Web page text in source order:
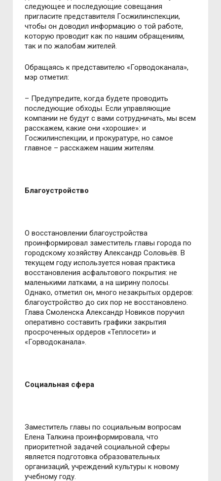
следующее и последующие совещания
пригласите представителя Госжилинспекции,
чтобы он доводил информацию о той работе,
которую проводит как по нашим обращениям,
так и по жалобам жителей.
Обращаясь к представителю «Горводоканала»,
мэр отметил:
– Предупредите, когда будете проводить
последующие обходы. Если управляющие
компании не будут с вами сотрудничать, мы всем
расскажем, какие они «хорошие»: и
Госжилинспекции, и прокуратуре, но самое
главное – расскажем нашим жителям.
Благоустройство
О восстановлении благоустройства
проинформировал заместитель главы города по
городскому хозяйству Александр Соловьёв. В
текущем году используется новая практика
восстановления асфальтового покрытия: не
маленькими латками, а на ширину полосы.
Однако, отметил он, много незакрытых ордеров:
благоустройство до сих пор не восстановлено.
Глава Смоленска Александр Новиков поручил
оперативно составить графики закрытия
просроченных ордеров «Теплосети» и
«Горводоканала».
Социальная сфера
Заместитель главы по социальным вопросам
Елена Талкина проинформировала, что
приоритетной задачей социальной сферы
является подготовка образовательных
организаций, учреждений культуры к новому
учебному году.